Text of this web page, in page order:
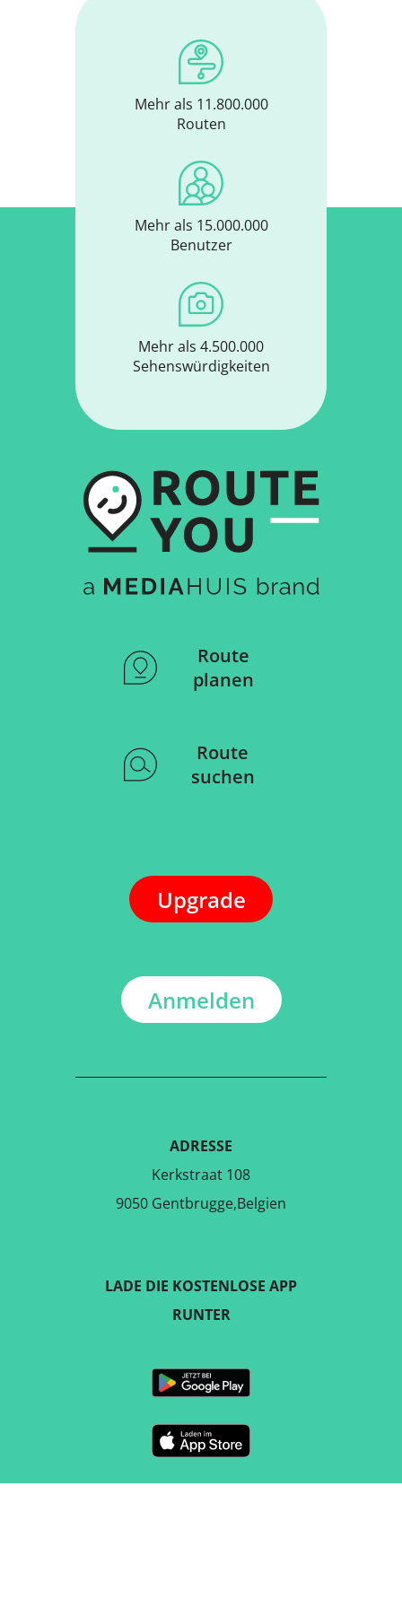
Mehr als 11.800.000
Routen
Mehr als 15.000.000
Benutzer
Mehr als 4.500.000
Sehenswürdigkeiten
Route
planen
Route
suchen
Upgrade
Anmelden
ADRESSE
Kerkstraat 108
9050 Gentbrugge,Belgien
LADE DIE KOSTENLOSE APP
RUNTER